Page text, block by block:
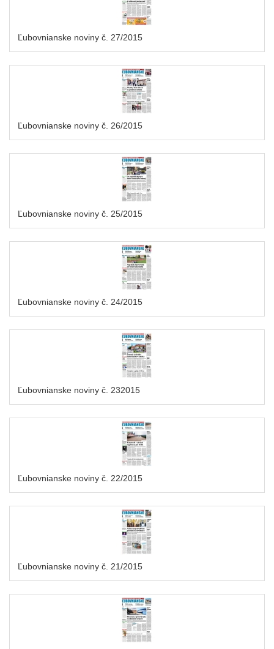
Ľubovnianske noviny č. 27/2015
Ľubovnianske noviny č. 26/2015
Ľubovnianske noviny č. 25/2015
Ľubovnianske noviny č. 24/2015
Ľubovnianske noviny č. 232015
Ľubovnianske noviny č. 22/2015
Ľubovnianske noviny č. 21/2015